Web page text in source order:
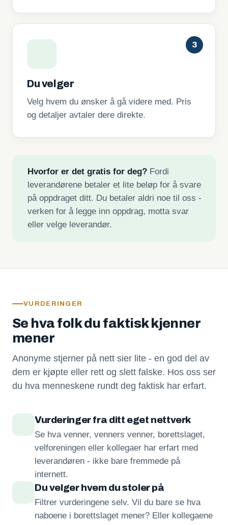
3
Du velger
Velg hvem du ønsker å gå videre med. Pris
og detaljer avtaler dere direkte.
Hvorfor er det gratis for deg?Fordi
leverandørene betaler et lite beløp for å svare
på oppdraget ditt. Du betaler aldri noe til oss -
verken for å legge inn oppdrag, motta svar
eller velge leverandør.
VURDERINGER
Se hva folk du faktisk kjenner
mener
Anonyme stjerner på nett sier lite - en god del av
dem er kjøpte eller rett og slett falske. Hos oss ser
du hva menneskene rundt deg faktisk har erfart.
Vurderinger fra ditt eget nettverk
Se hva venner, venners venner, borettslaget,
velforeningen eller kollegaer har erfart med
leverandøren - ikke bare fremmede på
internett.
Du velger hvem du stoler på
Filtrer vurderingene selv. Vil du bare se hva
naboene i borettslaget mener? Eller kollegaene